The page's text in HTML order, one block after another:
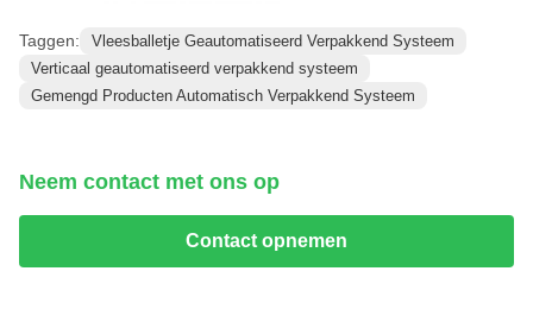
Taggen:
Vleesballetje Geautomatiseerd Verpakkend Systeem
Verticaal geautomatiseerd verpakkend systeem
Gemengd Producten Automatisch Verpakkend Systeem
Neem contact met ons op
Contact opnemen